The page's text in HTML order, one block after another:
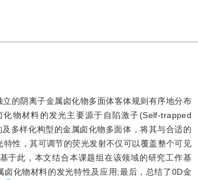
的阴离子金属卤化物多面体客体规则有序地分布
物材料的发光主要源于自陷激子(Self-trapped
多样化构型的金属卤化物多面体，将其与合适的
性，其可调节的荧光发射不仅可以覆盖整个可见
于此，本文结合本课题组在该领域的研究工作基
化物材料的发光特性及应用;最后，总结了0D金